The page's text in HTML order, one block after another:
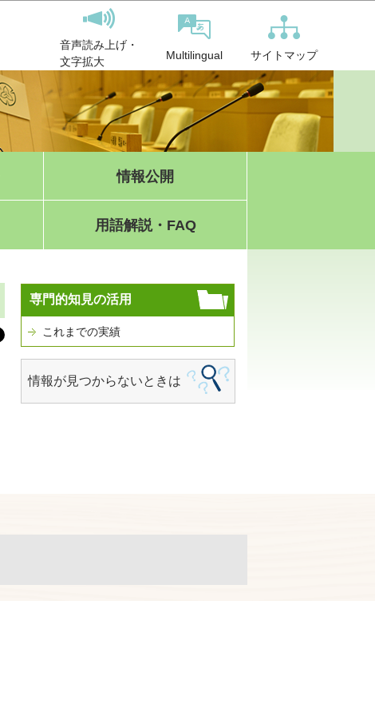
音声読み上げ・
文字拡大
Multilingual サイトマップ
情報公開
用語解説・FAQ
専門的知見の活用
これまでの実績
情報が見つからないときは